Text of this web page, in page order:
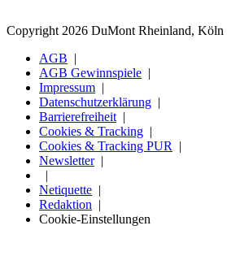
Copyright 2026 DuMont Rheinland, Köln
AGB
AGB Gewinnspiele
Impressum
Datenschutzerklärung
Barrierefreiheit
Cookies & Tracking
Cookies & Tracking PUR
Newsletter
Netiquette
Redaktion
Cookie-Einstellungen